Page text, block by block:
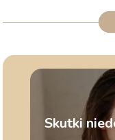
Skutki